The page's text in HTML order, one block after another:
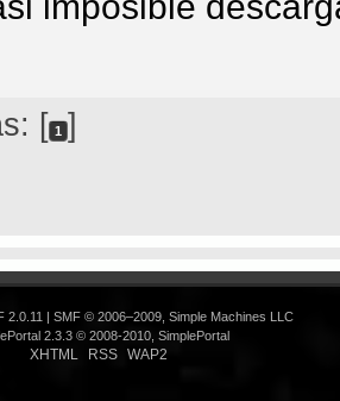
[ 1 ]
2.0.11
SMF © 2006–2009, Simple Machines LLC
2.3.3 © 2008-2010, SimplePortal
XHTML RSS WAP2